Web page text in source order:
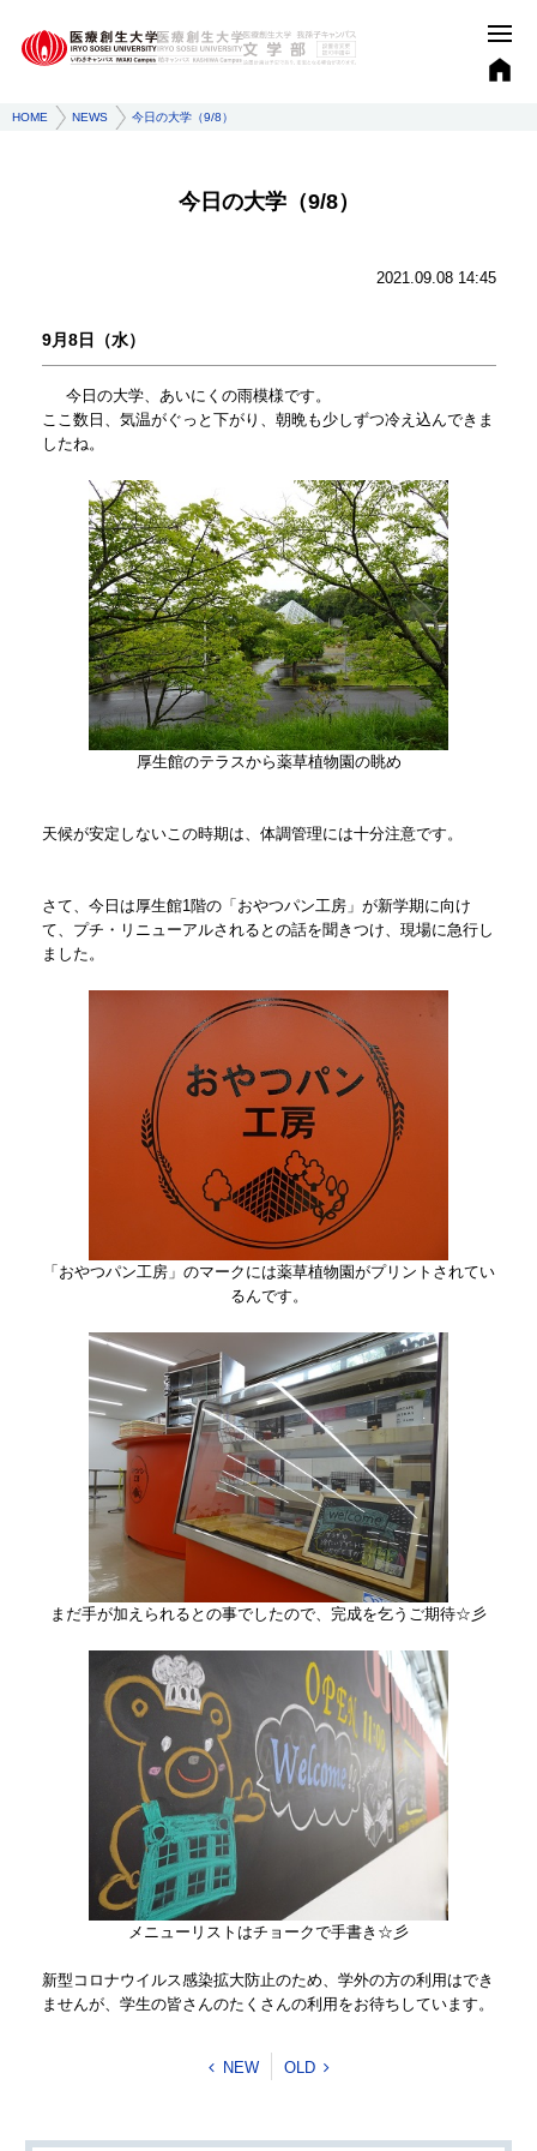
HOME NEWS 今日の大学（9/8）
今日の大学（9/8）
2021.09.08 14:45
9月8日（水）
今日の大学、あいにくの雨模様です。
ここ数日、気温がぐっと下がり、朝晩も少しずつ冷え込んできま
したね。
厚生館のテラスから薬草植物園の眺め
天候が安定しないこの時期は、体調管理には十分注意です。
さて、今日は厚生館1階の「おやつパン工房」が新学期に向け
て、プチ・リニューアルされるとの話を聞きつけ、現場に急行し
ました。
「おやつパン工房」のマークには薬草植物園がプリントされてい
るんです。
まだ手が加えられるとの事でしたので、完成を乞うご期待☆彡
メニューリストはチョークで手書き☆彡
新型コロナウイルス感染拡大防止のため、学外の方の利用はでき
ませんが、学生の皆さんのたくさんの利用をお待ちしています。
NEW OLD